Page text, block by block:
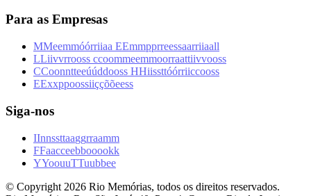
Para as Empresas
MMeemmóórriiaa EEmmpprreessaarriiaall
LLiivvrrooss ccoommeemmoorraattiivvooss
CCoonntteeúúddooss HHiissttóórriiccooss
EExxppoossiiççõõeess
Siga-nos
IInnssttaaggrraamm
FFaacceebbooookk
YYoouuTTuubbee
© Copyright 2026 Rio Memórias, todos os direitos reservados.